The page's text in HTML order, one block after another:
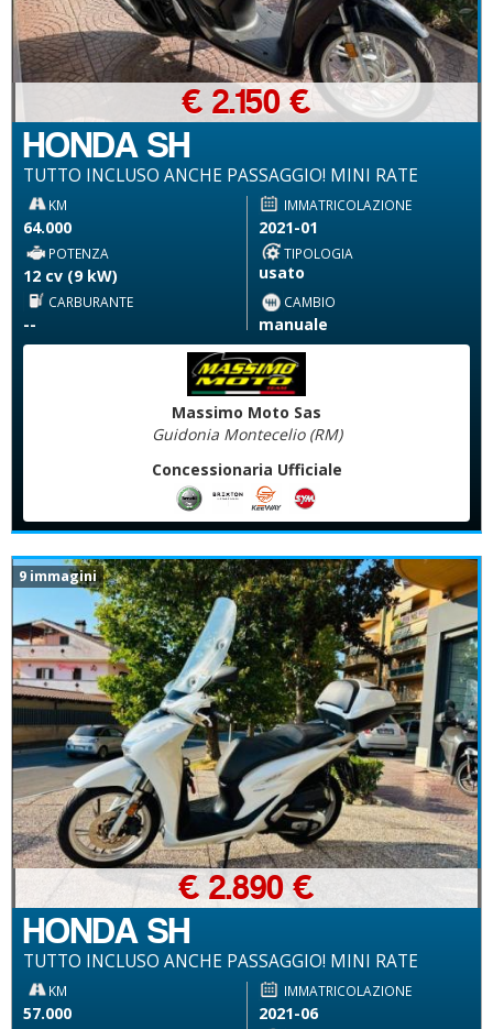
HONDA SH
TUTTO INCLUSO ANCHE PASSAGGIO! MINI RATE
€ 2.150 €
KM
64.000
IMMATRICOLAZIONE
2021-01
POTENZA
12 cv (9 kW)
TIPOLOGIA
usato
CARBURANTE
--
CAMBIO
manuale
Massimo Moto Sas
Guidonia Montecelio (RM)
Concessionaria Ufficiale
9 immagini
HONDA SH
TUTTO INCLUSO ANCHE PASSAGGIO! MINI RATE
€ 2.890 €
KM
57.000
IMMATRICOLAZIONE
2021-06